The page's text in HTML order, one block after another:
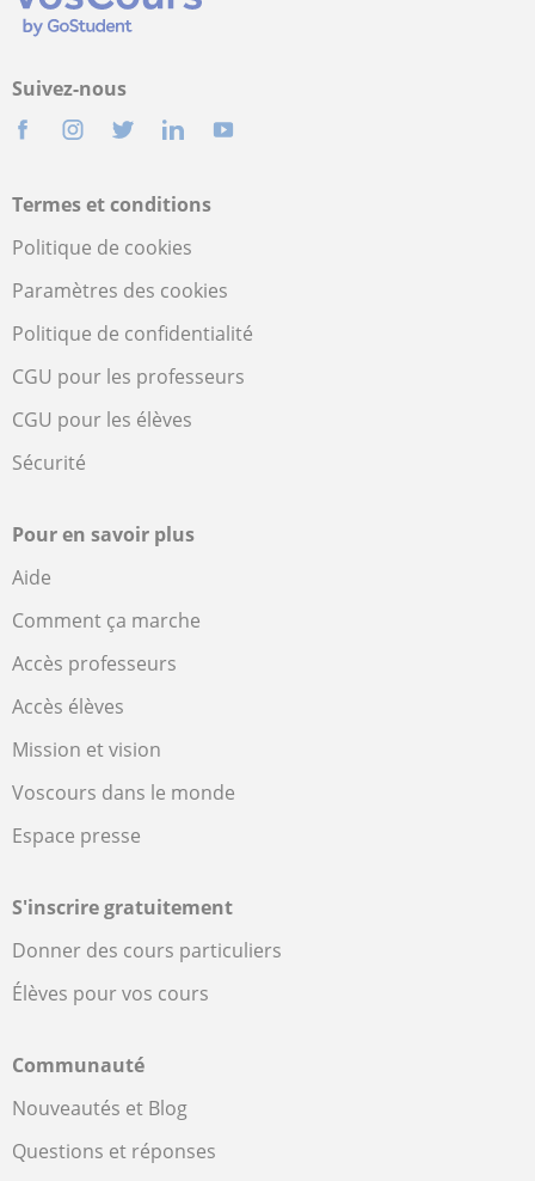
Suivez-nous
Termes et conditions
Politique de cookies
Paramètres des cookies
Politique de confidentialité
CGU pour les professeurs
CGU pour les élèves
Sécurité
Pour en savoir plus
Aide
Comment ça marche
Accès professeurs
Accès élèves
Mission et vision
Voscours dans le monde
Espace presse
S'inscrire gratuitement
Donner des cours particuliers
Élèves pour vos cours
Communauté
Nouveautés et Blog
Questions et réponses